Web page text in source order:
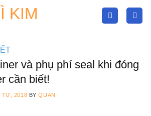
và phụ phí seal khi đóng
cần biết!
TƯ, 2018 BYQUAN